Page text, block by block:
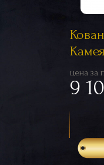
цена за
9